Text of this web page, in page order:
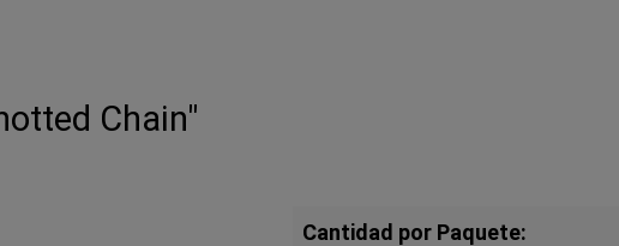
Chain"
Cantidad por Paquete: